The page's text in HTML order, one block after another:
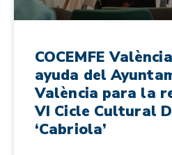
COCEMFE
ayuda del
València para la
VI Cicle Cultural
‘Cabriola’